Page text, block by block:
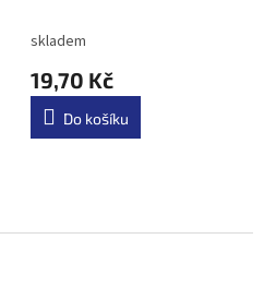
skladem
19,70 Kč
Do košíku